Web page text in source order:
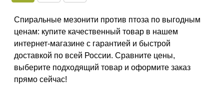
Спиральные мезонити против птоза по выгодным
ценам: купите качественный товар в нашем
интернет-магазине с гарантией и быстрой
доставкой по всей России. Сравните цены,
выберите подходящий товар и оформите заказ
прямо сейчас!